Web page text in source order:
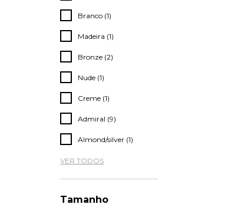
Branco (1)
Madeira (1)
Bronze (2)
Nude (1)
Creme (1)
Admiral (9)
Almond/silver (1)
VER TODOS
Tamanho